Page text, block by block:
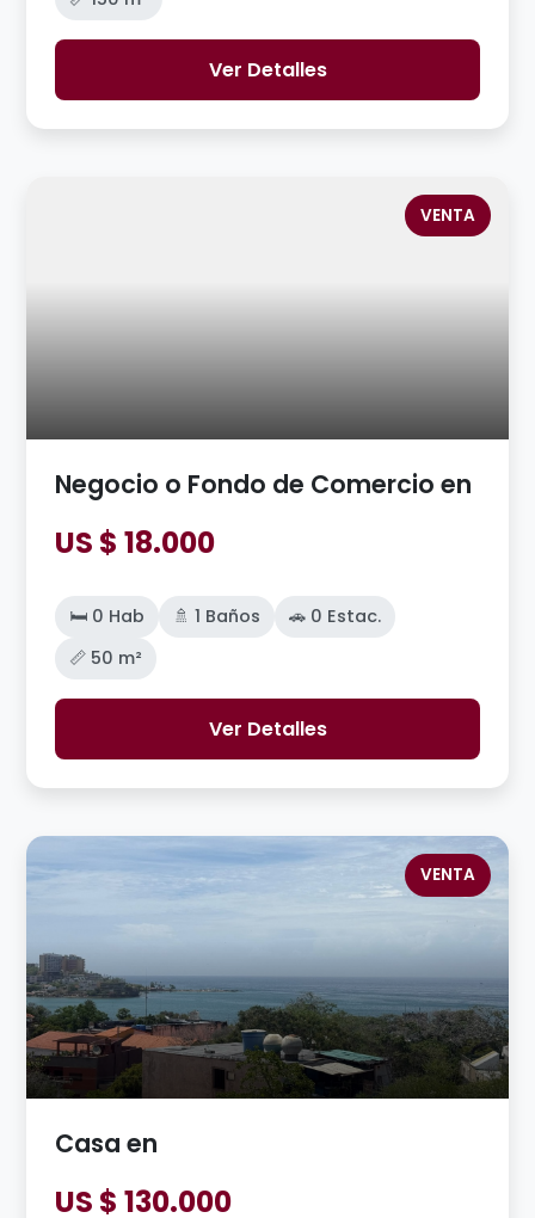
Ver Detalles
VENTA
Negocio o Fondo de Comercio en
US $ 18.000
🛏️ 0 Hab 🚿 1 Baños
🚗 0 Estac.
📏 50 m²
Ver Detalles
VENTA
Casa en
US $ 130.000